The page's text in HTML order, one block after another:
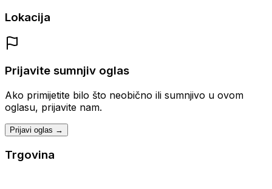
Lokacija
Prijavite sumnjiv oglas
Ako primijetite bilo što neobično ili sumnjivo u ovom
oglasu, prijavite nam.
Prijavi oglas →
Trgovina